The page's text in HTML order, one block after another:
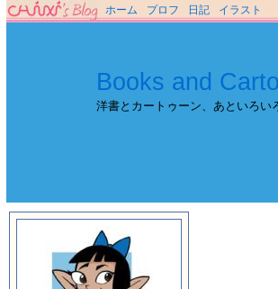
ホーム プロフ 日記 イラスト
Books and
洋書とカートゥーン、あといろい